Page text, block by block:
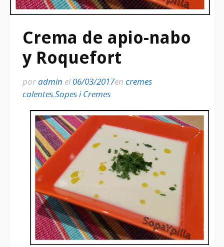
Crema de apio-nabo
y Roquefort
poradmin el06/03/2017en cremes
calentes,Sopes i Cremes